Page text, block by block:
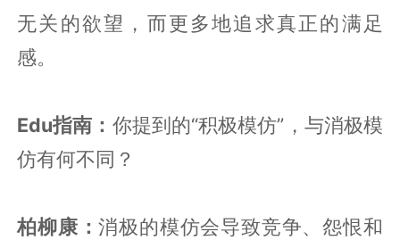
无关的欲望，而更多地追求真正的满足
感。
Edu指南： 你提到的“积极模仿”，与消极模
仿有何不同？
柏柳康：消极的模仿会导致竞争、怨恨和